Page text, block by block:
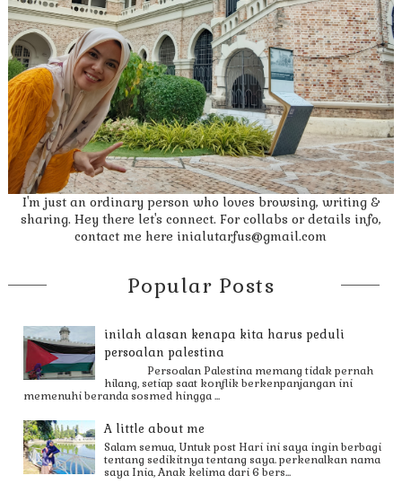
I'm just an ordinary person who loves browsing, writing &
sharing. Hey there let's connect. For collabs or details info,
contact me here inialutarfus@gmail.com
Popular Posts
inilah alasan kenapa kita harus peduli
persoalan palestina
Persoalan Palestina memang tidak pernah
hilang, setiap saat konflik berkenpanjangan ini
memenuhi beranda sosmed hingga ...
A little about me
Salam semua, Untuk post Hari ini saya ingin berbagi
tentang sedikitnya tentang saya. perkenalkan nama
saya Inia, Anak kelima dari 6 bers...